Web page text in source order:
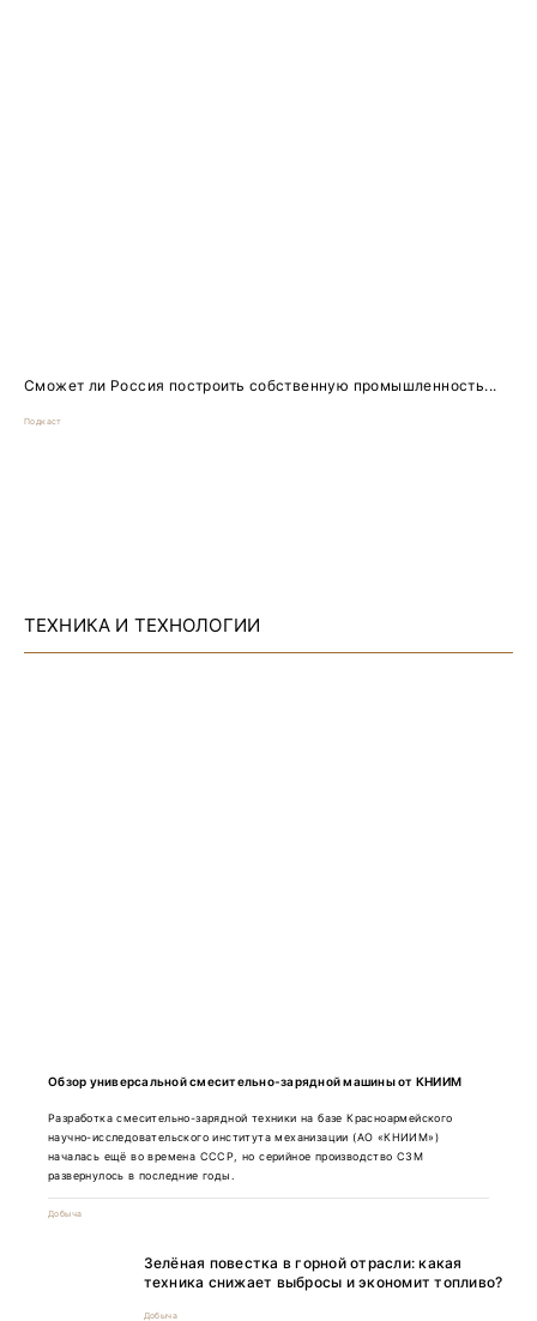
Сможет ли Россия построить собственную промышленность...
Подкаст
ТЕХНИКА И ТЕХНОЛОГИИ
Обзор универсальной смесительно-зарядной машины от КНИИМ
Разработка смесительно-зарядной техники на базе Красноармейского
научно-исследовательского института механизации (АО «КНИИМ»)
началась ещё во времена СССР, но серийное производство СЗМ
развернулось в последние годы.
Добыча
Зелёная повестка в горной отрасли: какая
техника снижает выбросы и экономит топливо?
Добыча